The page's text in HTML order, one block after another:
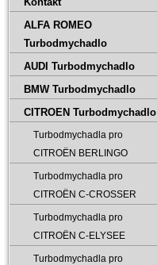
ALFA ROMEO
Turbodmychadlo
AUDI Turbodmychadlo
BMW Turbodmychadlo
CITROEN Turbodmychadlo
Turbodmychadla pro
CITROËN BERLINGO
Turbodmychadla pro
CITROËN C-CROSSER
Turbodmychadla pro
CITROËN C-ELYSEE
Turbodmychadla pro